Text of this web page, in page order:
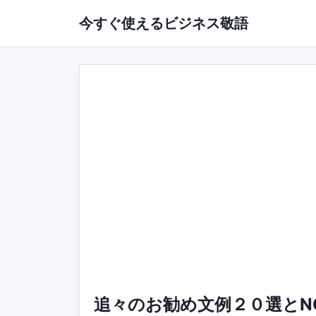
今すぐ使えるビジネス敬語
追々のお勧め文例２０選と